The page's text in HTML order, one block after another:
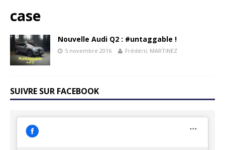
case
Nouvelle Audi Q2 : #untaggable !
5 novembre 2016 Frédéric MARTINEZ
SUIVRE SUR FACEBOOK